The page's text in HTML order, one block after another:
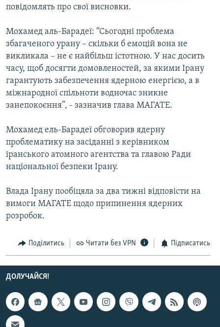
УКР
повідомлять про свої висновки.
Мохамед аль-Барадеї: “Сьогодні проблема
збагаченого урану – скільки б емоцій вона не
викликала – не є найбільш істотною. У нас досить
часу, щоб досягти домовленостей, за якими Ірану
гарантують забезпечення ядерною енергією, а в
міжнародної спільноти водночас зникне
занепокоєння”, - зазначив глава МАГАТЕ.
Мохамед ель-Барадеї обговорив ядерну
проблематику на засіданні з керівником
іранського атомного агентства та главою Ради
національної безпеки Ірану.
Влада Ірану пообіцяла за два тижні відповісти на
вимоги МАГАТЕ щодо припинення ядерних
розробок.
Поділитись Читати без VPN Підписатись
ДОЛУЧАЙСЯ!